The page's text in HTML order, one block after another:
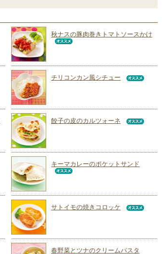
秋ナスの豚肉巻きトマトソースかけ
チリコンカン風シチュー
餃子の皮のカルツォーネ
キーマカレーのポケットサンド
サトイモの焼きコロッケ
春野菜とツナのクリームパスタ